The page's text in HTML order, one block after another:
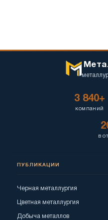
3 840+
компаний
в
ПУБЛИКАЦИИ
Черная металлургия
Цветная металлургия
Добыча металлов